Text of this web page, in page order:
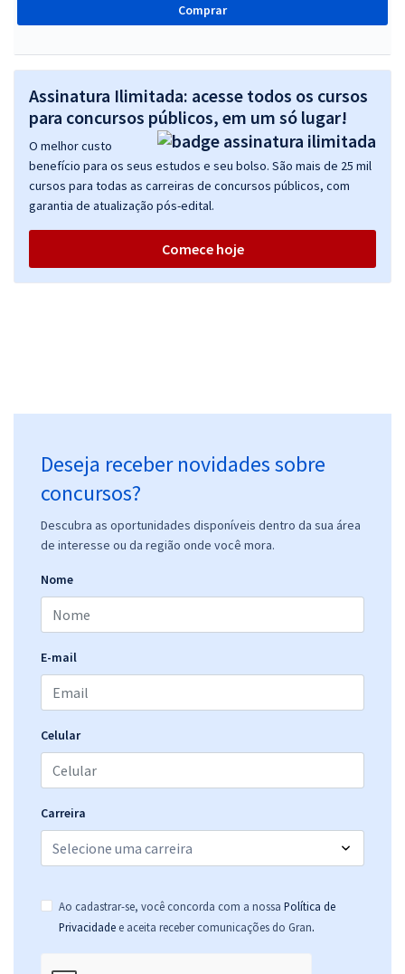
Comprar
Assinatura Ilimitada: acesse todos os cursos
para concursos públicos, em um só lugar!
O melhor custo
benefício para os seus estudos e seu bolso. São mais de 25 mil
cursos para todas as carreiras de concursos públicos, com
garantia de atualização pós-edital.
Comece hoje
Deseja receber novidades sobre
concursos?
Descubra as oportunidades disponíveis dentro da sua área
de interesse ou da região onde você mora.
Nome
E-mail
Celular
Carreira
Ao cadastrar-se, você concorda com a nossa Política de
Privacidade e aceita receber comunicações do Gran.